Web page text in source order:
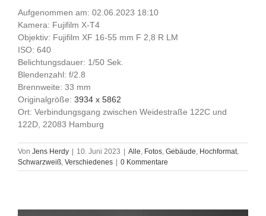
Aufgenommen am: 02.06.2023 18:10
Kamera: Fujifilm X-T4
Objektiv: Fujifilm XF 16-55 mm F 2,8 R LM
ISO: 640
Belichtungsdauer: 1/50 Sek.
Blendenzahl: f/2.8
Brennweite: 33 mm
Originalgröße: 3934 x 5862
Ort: Verbindungsgang zwischen Weidestraße 122C und
122D, 22083 Hamburg
Von Jens Herdy 10. Juni 2023 Alle, Fotos, Gebäude, Hochformat,
Schwarzweiß, Verschiedenes 0 Kommentare